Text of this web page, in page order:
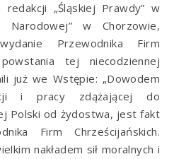
Narodowej” w Chorzowie,
Przewodnika Firm
tej niecodziennej
już we Wstępie: „Dowodem
i pracy zdążającej do
Polski od żydostwa, jest fakt
Firm Chrześcijańskich.
nakładem sił moralnych i